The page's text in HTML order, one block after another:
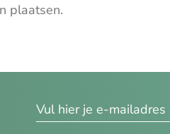
plaatsen.